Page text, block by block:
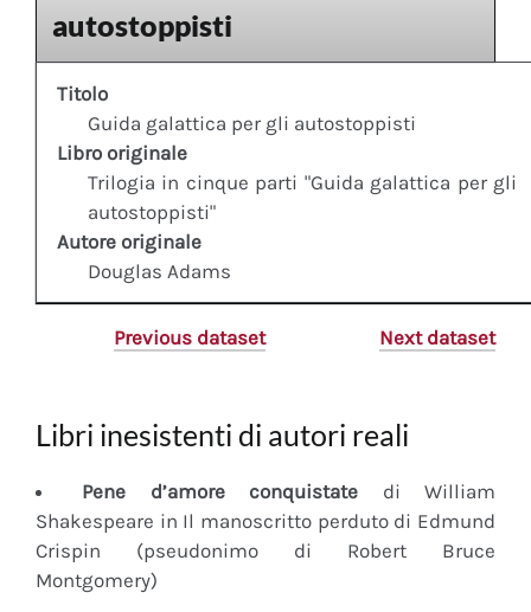
autostoppisti
Titolo
Guida galattica per gli autostoppisti
Libro originale
Trilogia in cinque parti "Guida galattica per gli
autostoppisti"
Autore originale
Douglas Adams
Previous dataset Next dataset
Libri inesistenti di autori reali
Pene d’amore conquistate di William
Shakespeare in Il manoscritto perduto di Edmund
Crispin (pseudonimo di Robert Bruce
Montgomery)